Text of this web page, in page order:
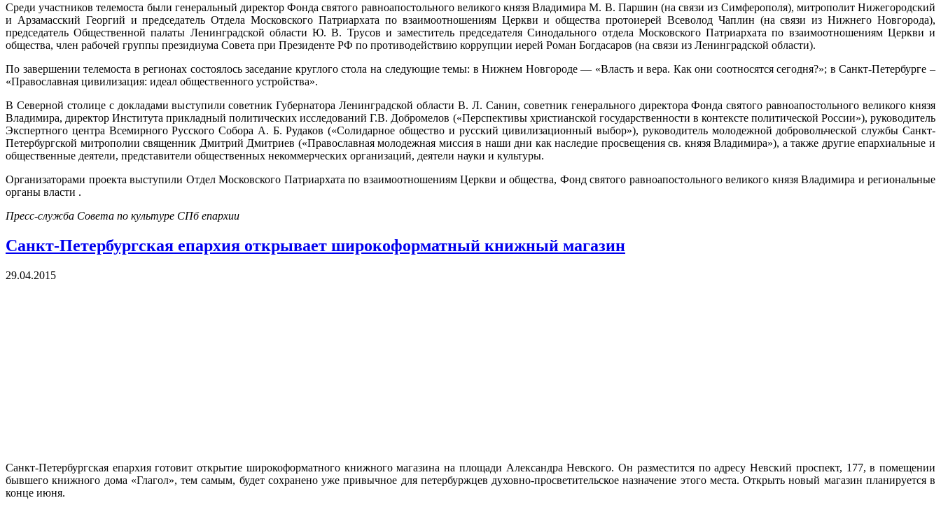
Среди участников телемоста были генеральный директор Фонда святого равноапостольного великого князя Владимира М. В. Паршин (на связи из Симферополя), митрополит Нижегородский
и Арзамасский Георгий и председатель Отдела Московского Патриархата по взаимоотношениям Церкви и общества протоиерей Всеволод Чаплин (на связи из Нижнего Новгорода),
председатель Общественной палаты Ленинградской области Ю. В. Трусов и заместитель председателя Синодального отдела Московского Патриархата по взаимоотношениям Церкви и
общества, член рабочей группы президиума Совета при Президенте РФ по противодействию коррупции иерей Роман Богдасаров (на связи из Ленинградской области).
По завершении телемоста в регионах состоялось заседание круглого стола на следующие темы: в Нижнем Новгороде — «Власть и вера. Как они соотносятся сегодня?»; в Санкт-Петербурге –
«Православная цивилизация: идеал общественного устройства».
В Северной столице с докладами выступили советник Губернатора Ленинградской области В. Л. Санин, советник генерального директора Фонда святого равноапостольного великого князя
Владимира, директор Института прикладный политических исследований Г.В. Добромелов («Перспективы христианской государственности в контексте политической России»), руководитель
Экспертного центра Всемирного Русского Собора А. Б. Рудаков («Солидарное общество и русский цивилизационный выбор»), руководитель молодежной добровольческой службы Санкт-
Петербургской митрополии священник Дмитрий Дмитриев («Православная молодежная миссия в наши дни как наследие просвещения св. князя Владимира»), а также другие епархиальные и
общественные деятели, представители общественных некоммерческих организаций, деятели науки и культуры.
Организаторами проекта выступили Отдел Московского Патриархата по взаимоотношениям Церкви и общества, Фонд святого равноапостольного великого князя Владимира и региональные
органы власти .
Пресс-служба Совета по культуре СПб епархии
Санкт-Петербургская епархия открывает широкоформатный книжный магазин
29.04.2015
Санкт-Петербургская епархия готовит открытие широкоформатного книжного магазина на площади Александра Невского. Он разместится по адресу Невский проспект, 177, в помещении
бывшего книжного дома «Глагол», тем самым, будет сохранено уже привычное для петербуржцев духовно-просветительское назначение этого места. Открыть новый магазин планируется в
конце июня.